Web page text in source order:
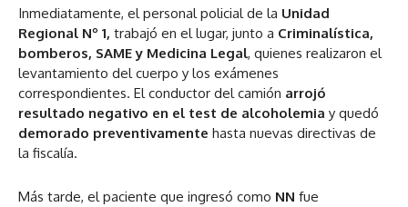
Inmediatamente, el personal policial de la Unidad
Regional Nº 1, trabajó en el lugar, junto a Criminalística,
bomberos, SAME y Medicina Legal, quienes realizaron el
levantamiento del cuerpo y los exámenes
correspondientes. El conductor del camión arrojó
resultado negativo en el test de alcoholemia y quedó
demorado preventivamente hasta nuevas directivas de
la fiscalía.
Más tarde, el paciente que ingresó como NN fue